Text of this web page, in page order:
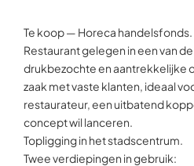
Te koop — Horeca handelsfonds.
Restaurant gelegen in een van
drukbezochte en aantrekkelijke
zaak met vaste klanten, ideaal
restaurateur, een uitbatend
concept wil lanceren.
Topligging in het stadscentrum.
Twee verdiepingen in gebruik: